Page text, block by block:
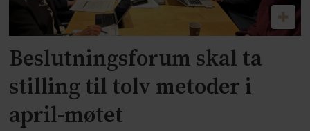
Beslutningsforum skal ta
stilling til tolv metoder i
april-møtet